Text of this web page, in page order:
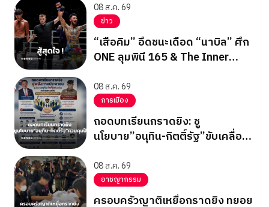
08 ส.ค. 69
ข่าว
“เสือคิม” อึดชนะเดือด “นาบิล” ศึก
ONE ลุมพินี 165 & The Inner
08 ส.ค. 69
การเมือง
ถอดบทเรียนกราดยิง: ชู
นโยบาย”อนุทิน-กิตติ์รัฐ”ขับเคลื่อน
08 ส.ค. 69
อาชญากรรม
ครอบครัวญาติเหยื่อกราดยิง ทยอย